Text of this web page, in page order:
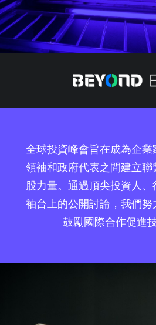
全球投資峰會旨在成為企
領袖和政府代表之間建立
股力量。通過頂尖投資人
袖台上的公開討論，我們努
鼓勵國際合作促進